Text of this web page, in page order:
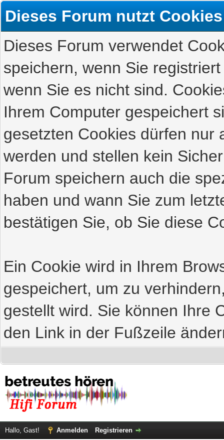
Dieses Forum nutzt Cookies
Dieses Forum verwendet
speichern, wenn Sie
wenn Sie es nicht sind.
Ihrem Computer gespeichert
gesetzten Cookies dürfen nur
werden und stellen kein
Forum speichern auch die
haben und wann Sie zum
bestätigen Sie, ob Sie diese
Ein Cookie wird in Ihrem
gespeichert, um zu
gestellt wird. Sie können Ihre
den Link in der Fußzeile
Hallo, Gast! Anmelden Registrieren